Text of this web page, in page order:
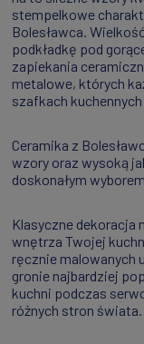
stempelkowe
Bolesławca.
podkładkę pod
zapiekania
metalowe, których
szafkach
Ceramika z
wzory oraz wysoką
doskonałym
Klasyczne dekoracja
wnętrza Twojej
ręcznie malowanych
gronie najbardziej
kuchni podczas
różnych stron świata.